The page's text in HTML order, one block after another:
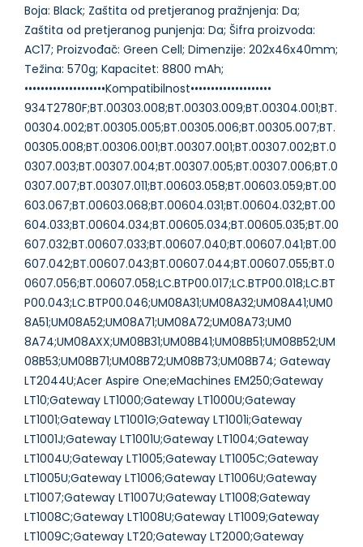
Boja: Black; Zaštita od pretjeranog pražnjenja: Da;
Zaštita od pretjeranog punjenja: Da; Šifra proizvoda:
AC17; Proizvođač: Green Cell; Dimenzije: 202x46x40mm;
Težina: 570g; Kapacitet: 8800 mAh;
••••••••••••••••••••Kompatibilnost••••••••••••••••••••
934T2780F;BT.00303.008;BT.00303.009;BT.00304.001;BT.
00304.002;BT.00305.005;BT.00305.006;BT.00305.007;BT.
00305.008;BT.00306.001;BT.00307.001;BT.00307.002;BT.0
0307.003;BT.00307.004;BT.00307.005;BT.00307.006;BT.0
0307.007;BT.00307.011;BT.00603.058;BT.00603.059;BT.00
603.067;BT.00603.068;BT.00604.031;BT.00604.032;BT.00
604.033;BT.00604.034;BT.00605.034;BT.00605.035;BT.00
607.032;BT.00607.033;BT.00607.040;BT.00607.041;BT.00
607.042;BT.00607.043;BT.00607.044;BT.00607.055;BT.0
0607.056;BT.00607.058;LC.BTP00.017;LC.BTP00.018;LC.BT
P00.043;LC.BTP00.046;UM08A31;UM08A32;UM08A41;UM0
8A51;UM08A52;UM08A71;UM08A72;UM08A73;UM0
8A74;UM08AXX;UM08B31;UM08B41;UM08B51;UM08B52;UM
08B53;UM08B71;UM08B72;UM08B73;UM08B74; Gateway
LT2044U;Acer Aspire One;eMachines EM250;Gateway
LT10;Gateway LT1000;Gateway LT1000U;Gateway
LT1001;Gateway LT1001G;Gateway LT1001i;Gateway
LT1001J;Gateway LT1001U;Gateway LT1004;Gateway
LT1004U;Gateway LT1005;Gateway LT1005C;Gateway
LT1005U;Gateway LT1006;Gateway LT1006U;Gateway
LT1007;Gateway LT1007U;Gateway LT1008;Gateway
LT1008C;Gateway LT1008U;Gateway LT1009;Gateway
LT1009C;Gateway LT20;Gateway LT2000;Gateway